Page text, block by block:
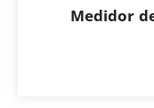
Medidor